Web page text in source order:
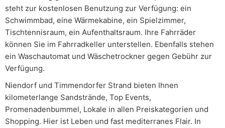
steht zur kostenlosen Benutzung zur Verfügung: ein
Schwimmbad, eine Wärmekabine, ein Spielzimmer,
Tischtennisraum, ein Aufenthaltsraum. Ihre Fahrräder
können Sie im Fahrradkeller unterstellen. Ebenfalls stehen
ein Waschautomat und Wäschetrockner gegen Gebühr zur
Verfügung.
Niendorf und Timmendorfer Strand bieten Ihnen
kilometerlange Sandstrände, Top Events,
Promenadenbummel, Lokale in allen Preiskategorien und
Shopping. Hier ist Leben und fast mediterranes Flair. In